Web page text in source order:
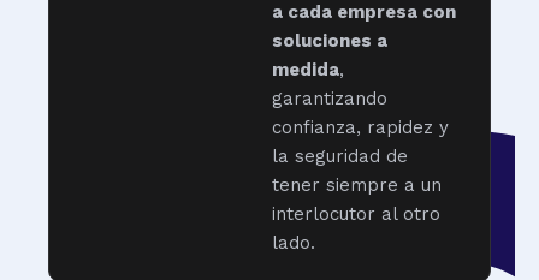
a cada empresa con
soluciones a
medida,
garantizando
confianza, rapidez y
la seguridad de
tener siempre a un
interlocutor al otro
lado.